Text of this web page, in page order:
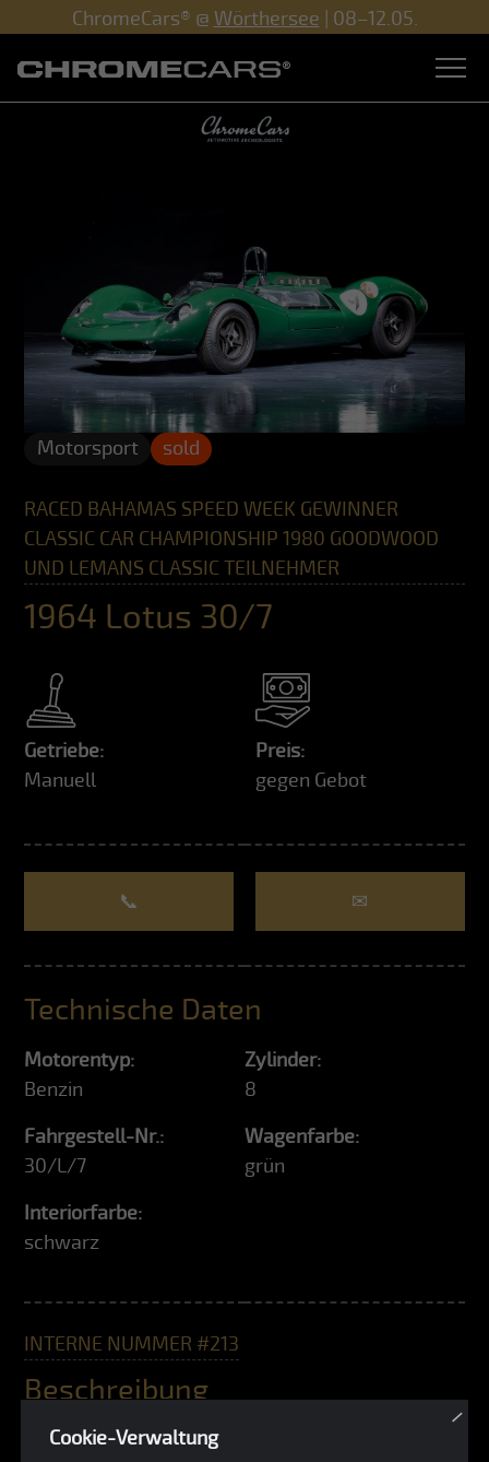
ChromeCars® @ Wörthersee | 08–12.05.
Motorsport sold
RACED BAHAMAS SPEED WEEK GEWINNER
CLASSIC CAR CHAMPIONSHIP 1980 GOODWOOD
UND LEMANS CLASSIC TEILNEHMER
1964 Lotus 30/7
Getriebe:
Manuell
Preis:
gegen Gebot
📞 ✉
Technische Daten
Motorentyp:
Benzin
Zylinder:
8
Fahrgestell-Nr.:
30/L/7
Wagenfarbe:
grün
Interiorfarbe:
schwarz
INTERNE NUMMER #213
Beschreibung
Der Lotus 30 Mk1 mit der Chassis Nummer
Cookie-Verwaltung
×